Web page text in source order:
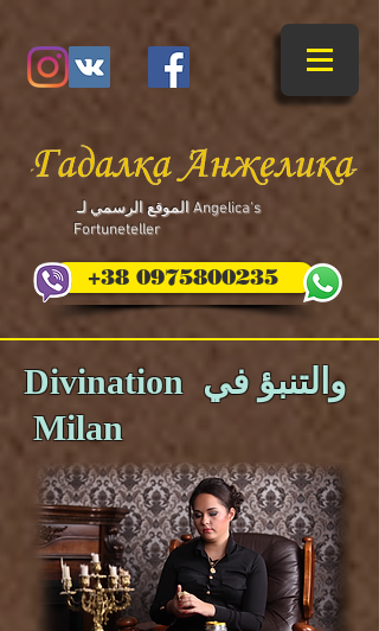
+38 0975800235
​ الموقع الرسمي لـ Angelica's
Fortuneteller
Divination والتنبؤ في
Milan